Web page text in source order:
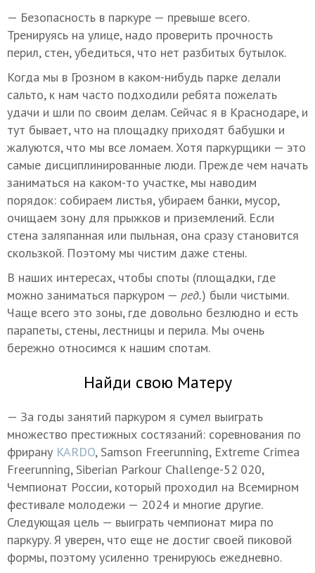
— Безопасность в паркуре — превыше всего.
Тренируясь на улице, надо проверить прочность
перил, стен, убедиться, что нет разбитых бутылок.
Когда мы в Грозном в каком-нибудь парке делали
сальто, к нам часто подходили ребята пожелать
удачи и шли по своим делам. Сейчас я в Краснодаре, и
тут бывает, что на площадку приходят бабушки и
жалуются, что мы все ломаем. Хотя паркурщики — это
самые дисциплинированные люди. Прежде чем начать
заниматься на каком-то участке, мы наводим
порядок: собираем листья, убираем банки, мусор,
очищаем зону для прыжков и приземлений. Если
стена заляпанная или пыльная, она сразу становится
скользкой. Поэтому мы чистим даже стены.
В наших интересах, чтобы споты (площадки, где
можно заниматься паркуром — ред.) были чистыми.
Чаще всего это зоны, где довольно безлюдно и есть
парапеты, стены, лестницы и перила. Мы очень
бережно относимся к нашим спотам.
Найди свою Матеру
— За годы занятий паркуром я сумел выиграть
множество престижных состязаний: соревнования по
фрирану KARDO, Samson Freerunning, Extreme Crimea
Freerunning, Siberian Parkour Challenge-52 020,
Чемпионат России, который проходил на Всемирном
фестивале молодежи — 2024 и многие другие.
Следующая цель — выиграть чемпионат мира по
паркуру. Я уверен, что еще не достиг своей пиковой
формы, поэтому усиленно тренируюсь ежедневно.